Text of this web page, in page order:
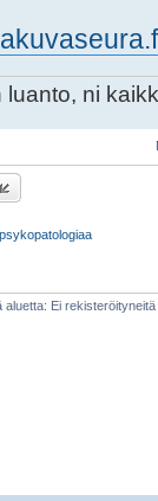
luanto, ni
aluetta: Ei